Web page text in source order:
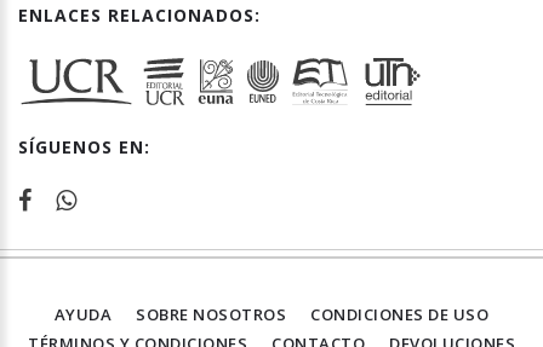
ENLACES RELACIONADOS:
SÍGUENOS EN:
AYUDA SOBRE NOSOTROS
CONDICIONES DE USO